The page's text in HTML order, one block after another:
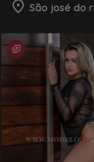
São josé do